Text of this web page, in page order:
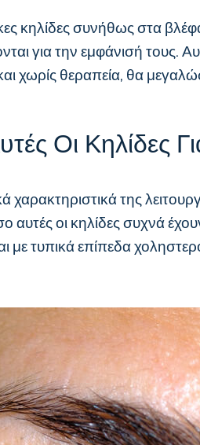
κηλίδες συνήθως στα
την εμφάνισή τους.
χωρίς θεραπεία, θα
Οι Κηλίδες
χαρακτηριστικά της
οι κηλίδες συχνά
τυπικά επίπεδα